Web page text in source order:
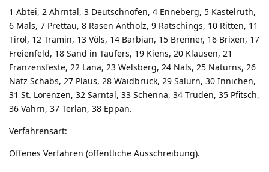
1 Abtei, 2 Ahrntal, 3 Deutschnofen, 4 Enneberg, 5 Kastelruth,
6 Mals, 7 Prettau, 8 Rasen Antholz, 9 Ratschings, 10 Ritten, 11
Tirol, 12 Tramin, 13 Völs, 14 Barbian, 15 Brenner, 16 Brixen, 17
Freienfeld, 18 Sand in Taufers, 19 Kiens, 20 Klausen, 21
Franzensfeste, 22 Lana, 23 Welsberg, 24 Nals, 25 Naturns, 26
Natz Schabs, 27 Plaus, 28 Waidbruck, 29 Salurn, 30 Innichen,
31 St. Lorenzen, 32 Sarntal, 33 Schenna, 34 Truden, 35 Pfitsch,
36 Vahrn, 37 Terlan, 38 Eppan.
Verfahrensart:
Offenes Verfahren (öffentliche Ausschreibung).